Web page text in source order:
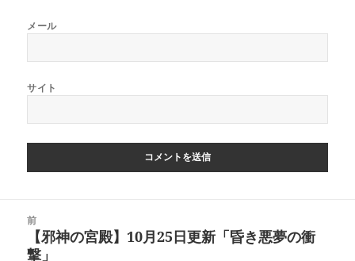
メール
サイト
前
前
の
【邪神の宮殿】10月25日更新「昏き悪夢の衝
撃」